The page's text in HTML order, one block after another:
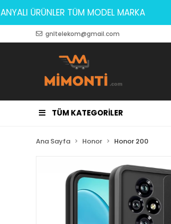
ÜRÜNLER TÜM MODEL MARKA
gnltelekom@gmail.com
TÜM KATEGORİLER
Ana Sayfa Honor Honor 200